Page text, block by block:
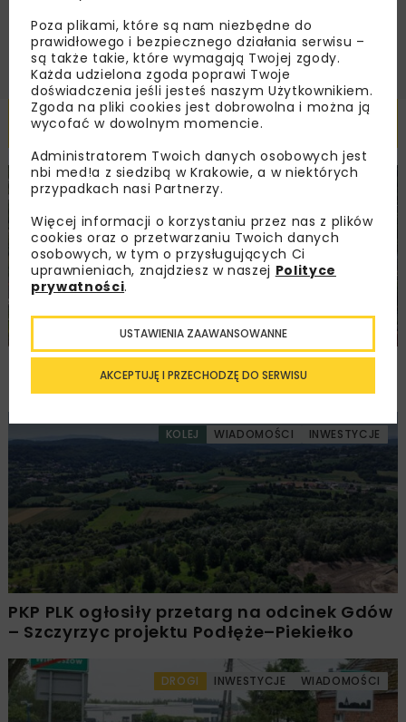
ZAPISZ MNIE
Powiązane artykuły
KOLEJ MOSTY INWESTYCJE
Modernizacja stacji kolejowej w Limanowej
dobiega końca
KOLEJ WIADOMOŚCI INWESTYCJE
PKP PLK ogłosiły przetarg na odcinek Gdów
– Szczyrzyc projektu Podłęże–Piekiełko
DROGI INWESTYCJE WIADOMOŚCI
Poza plikami, które są nam niezbędne do
prawidłowego i bezpiecznego działania serwisu –
są także takie, które wymagają Twojej zgody.
Każda udzielona zgoda poprawi Twoje
doświadczenia jeśli jesteś naszym Użytkownikiem.
Zgoda na pliki cookies jest dobrowolna i można ją
wycofać w dowolnym momencie.
Administratorem Twoich danych osobowych jest
nbi med!a z siedzibą w Krakowie, a w niektórych
przypadkach nasi Partnerzy.
Więcej informacji o korzystaniu przez nas z plików
cookies oraz o przetwarzaniu Twoich danych
osobowych, w tym o przysługujących Ci
uprawnieniach, znajdziesz w naszej Polityce
prywatności.
AKCEPTUJĘ I PRZECHODZĘ DO SERWISU
USTAWIENIA ZAAWANSOWANNE